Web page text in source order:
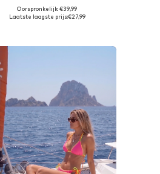
Beschikbaar in vele maten
Oorspronkelijk: €39,99
Laatste laagste prijs:€27,99